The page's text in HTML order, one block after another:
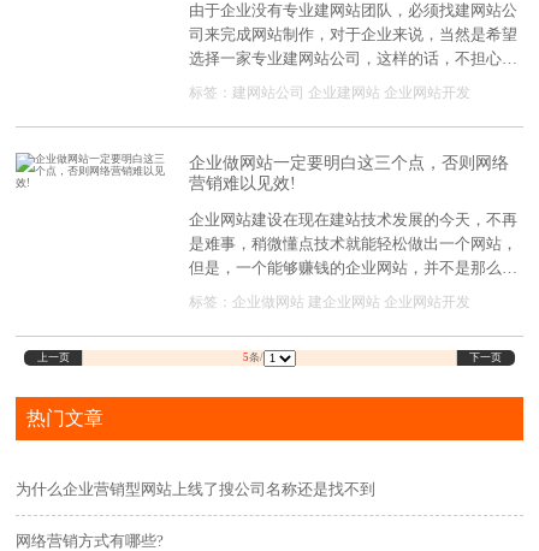
由于企业没有专业建网站团队，必须找建网站公
司来完成网站制作，对于企业来说，当然是希望
选择一家专业建网站公司，这样的话，不担心被
忽悠，还能获得一个优质企业网站。
标签： 建网站公司 企业建网站 企业网站开发
企业做网站一定要明白这三个点，否则网络
营销难以见效!
企业网站建设在现在建站技术发展的今天，不再
是难事，稍微懂点技术就能轻松做出一个网站，
但是，一个能够赚钱的企业网站，并不是那么简
标签： 企业做网站 建企业网站 企业网站开发
上一页 5条/ 下一页
热门文章
为什么企业营销型网站上线了搜公司名称还是找不到
网络营销方式有哪些?